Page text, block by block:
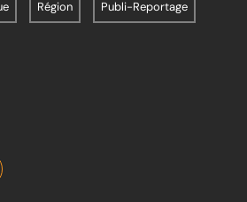
Région Publi-Reportage